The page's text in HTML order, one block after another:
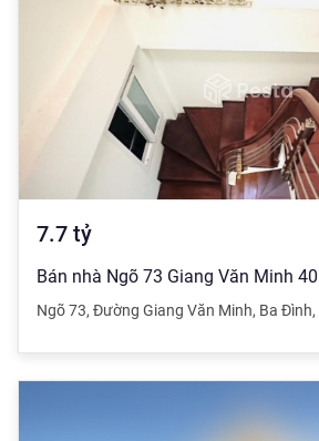
7.7 tỷ
Ngõ 73, Đường Giang Văn Minh, Ba Đình,